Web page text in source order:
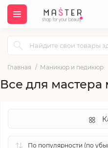
Главная Маникюр и педикюр
Все для